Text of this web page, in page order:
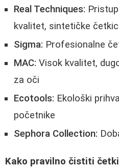
Real Techniques:
kvalitet, sintetičke
Sigma: Profesionalne
MAC: Visok kvalitet,
za oči
Ecotools: Ekološki
početnike
Sephora Collection:
Kako pravilno čistiti